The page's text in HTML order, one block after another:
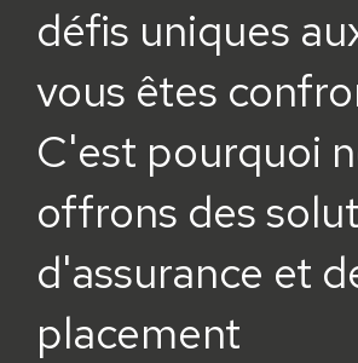
défis uniques
vous êtes
C'est pourquoi
offrons des
d'assurance et
placement